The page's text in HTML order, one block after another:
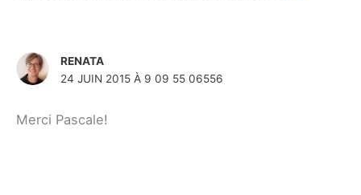
RENATA
24 JUIN 2015 À 9 09 55 06556
Merci Pascale!